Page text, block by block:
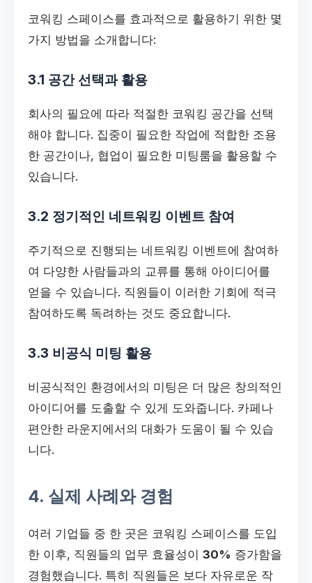
코워킹 스페이스를 효과적으로 활용하기 위한 몇
가지 방법을 소개합니다:
3.1 공간 선택과 활용
회사의 필요에 따라 적절한 코워킹 공간을 선택
해야 합니다. 집중이 필요한 작업에 적합한 조용
한 공간이나, 협업이 필요한 미팅룸을 활용할 수
있습니다.
3.2 정기적인 네트워킹 이벤트 참여
주기적으로 진행되는 네트워킹 이벤트에 참여하
여 다양한 사람들과의 교류를 통해 아이디어를
얻을 수 있습니다. 직원들이 이러한 기회에 적극
참여하도록 독려하는 것도 중요합니다.
3.3 비공식 미팅 활용
비공식적인 환경에서의 미팅은 더 많은 창의적인
아이디어를 도출할 수 있게 도와줍니다. 카페나
편안한 라운지에서의 대화가 도움이 될 수 있습
니다.
4. 실제 사례와 경험
여러 기업들 중 한 곳은 코워킹 스페이스를 도입
한 이후, 직원들의 업무 효율성이 30% 증가함을
경험했습니다. 특히 직원들은 보다 자유로운 작